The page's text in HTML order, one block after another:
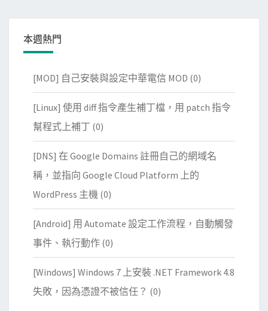
本週熱門
[MOD] 自己安裝與設定中華電信 MOD (0)
[Linux] 使用 diff 指令產生補丁檔，用 patch 指令
幫程式上補丁 (0)
[DNS] 在 Google Domains 註冊自己的網域名
稱，並指向 Google Cloud Platform 上的
WordPress 主機 (0)
[Android] 用 Automate 設定工作流程，自動觸發
事件、執行動作 (0)
[Windows] Windows 7 上安裝 .NET Framework 4.8
失敗，因為憑證不被信任？ (0)